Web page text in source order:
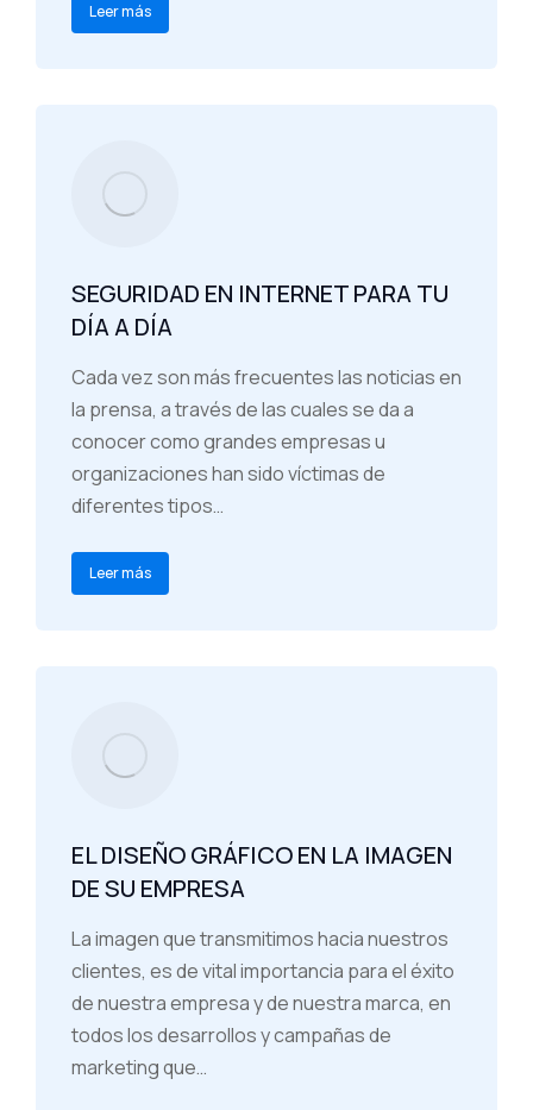
Leer más
SEGURIDAD EN INTERNET PARA TU
DÍA A DÍA
Cada vez son más frecuentes las noticias en
la prensa, a través de las cuales se da a
conocer como grandes empresas u
organizaciones han sido víctimas de
diferentes tipos…
Leer más
EL DISEÑO GRÁFICO EN LA IMAGEN
DE SU EMPRESA
La imagen que transmitimos hacia nuestros
clientes, es de vital importancia para el éxito
de nuestra empresa y de nuestra marca, en
todos los desarrollos y campañas de
marketing que…